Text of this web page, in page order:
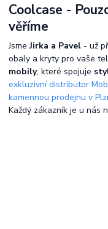
Coolcase -
věříme
JsmeJirka a Pavel - už
obaly a kryty pro vaše
mobily, které spojuje
exkluzivní distributor
kamennou prodejnu v
Každý zákazník je u nás